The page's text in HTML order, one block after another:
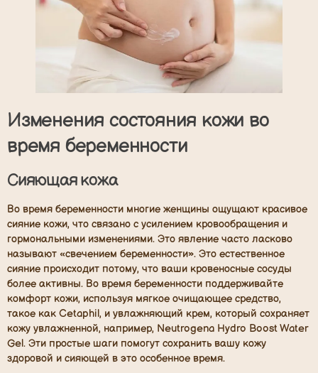
Изменения состояния кожи во
время беременности
Сияющая кожа
Во время беременности многие женщины ощущают красивое
сияние кожи, что связано с усилением кровообращения и
гормональными изменениями. Это явление часто ласково
называют «свечением беременности». Это естественное
сияние происходит потому, что ваши кровеносные сосуды
более активны. Во время беременности поддерживайте
комфорт кожи, используя мягкое очищающее средство,
такое как Cetaphil, и увлажняющий крем, который сохраняет
кожу увлажненной, например, Neutrogena Hydro Boost Water
Gel. Эти простые шаги помогут сохранить вашу кожу
здоровой и сияющей в это особенное время.